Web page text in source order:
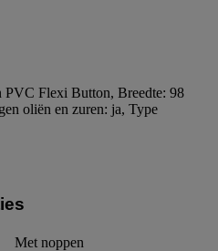
PVC Flexi Button, Breedte: 98
oliën en zuren: ja, Type
Met noppen